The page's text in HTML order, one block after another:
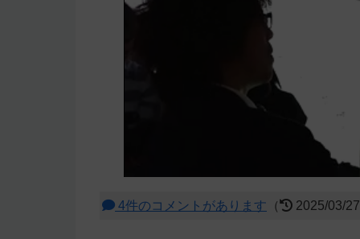
4件のコメントがあります （ 2025/03/